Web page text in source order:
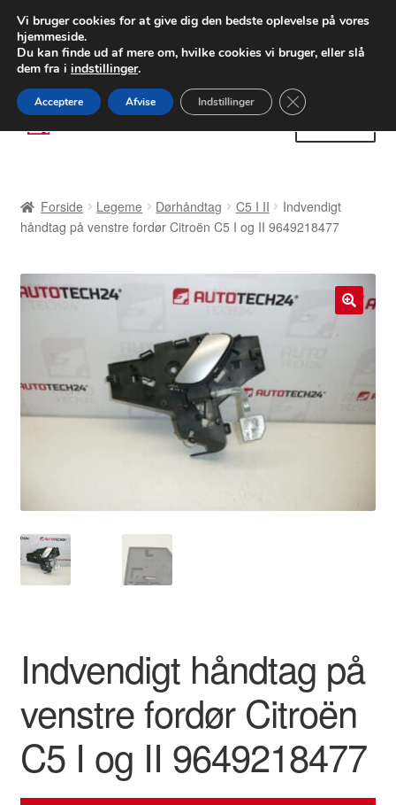
LEVERING fra 55 kr.
FEDEX verdensomspændende forsendelse
80 82 72 02
Spring
til
Spring
til
Betalinger
Klageprocedure
Kontakte
Min Konto
Vilkår og betingelser
Forside Legeme Dørhåndtag C5 I II
Indvendigt
håndtag på venstre fordør Citroën C5 I og II 9649218477
Indvendigt håndtag på
venstre fordør Citroën
C5 I og II 9649218477
Vi bruger cookies for at give dig den bedste oplevelse på vores
hjemmeside.
Du kan finde ud af mere om, hvilke cookies vi bruger, eller slå
dem fra i indstillinger.
Acceptere Afvise Indstillinger Close GDPR